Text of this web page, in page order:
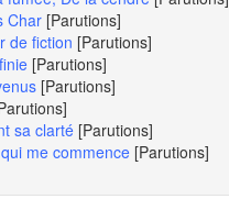
Char [Parutions]
de fiction [Parutions]
[Parutions]
[Parutions]
sa clarté [Parutions]
me commence [Parutions]